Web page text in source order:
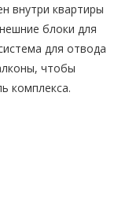
внутри квартиры
блоки для
для отвода
чтобы
комплекса.